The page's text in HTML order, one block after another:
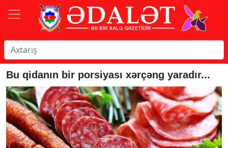
Bu qidanın bir porsiyası xərçəng yaradır...